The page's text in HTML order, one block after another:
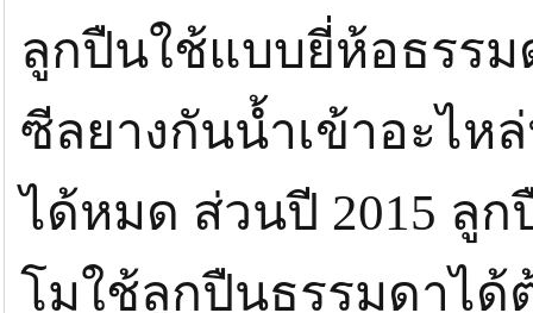
ลูกปืนใช้แบบยี่ห้อธรรม
ซีลยางกันน้ำเข้าอะไห
ได้หมด ส่วนปี 2015 ลูก
โมใช้ลูกปืนธรรมดาได้